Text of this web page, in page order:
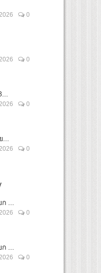
0
0
0
0
...
0
...
0